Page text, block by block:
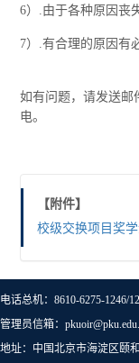
6）.由于各种原因丧
7）.有合理的原因有
如有问题，请发送邮
电。
【附件】
校级交换项目奖
电话总机：8610-6275-1246/
管理员信箱：
地址：中国北京市海淀区颐